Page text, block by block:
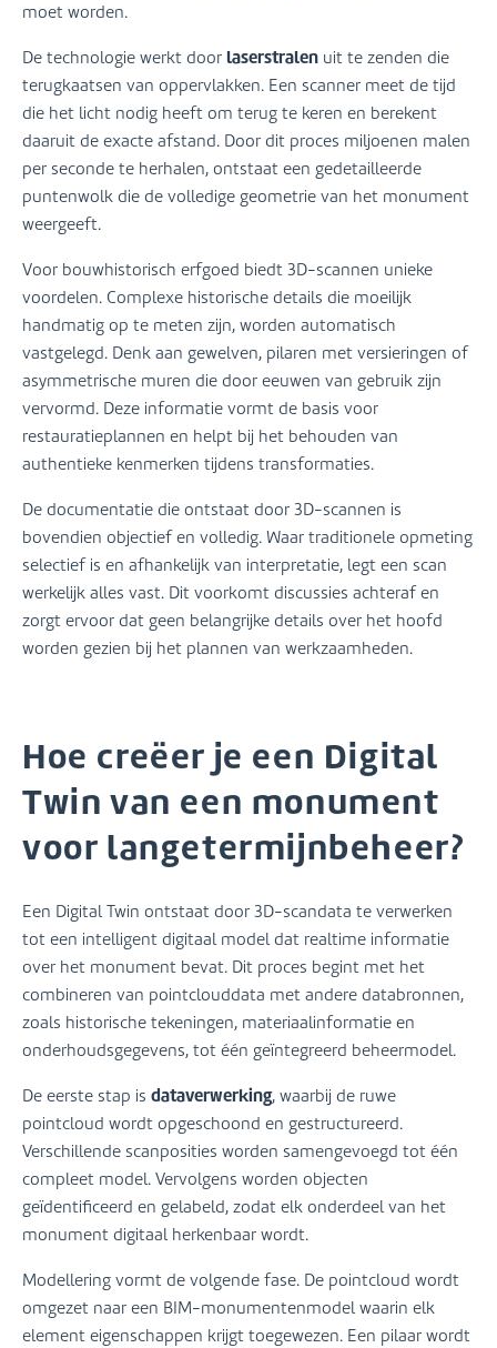
moet worden.
De technologie werkt door laserstralen uit te zenden die
terugkaatsen van oppervlakken. Een scanner meet de tijd
die het licht nodig heeft om terug te keren en berekent
daaruit de exacte afstand. Door dit proces miljoenen malen
per seconde te herhalen, ontstaat een gedetailleerde
puntenwolk die de volledige geometrie van het monument
weergeeft.
Voor bouwhistorisch erfgoed biedt 3D-scannen unieke
voordelen. Complexe historische details die moeilijk
handmatig op te meten zijn, worden automatisch
vastgelegd. Denk aan gewelven, pilaren met versieringen of
asymmetrische muren die door eeuwen van gebruik zijn
vervormd. Deze informatie vormt de basis voor
restauratieplannen en helpt bij het behouden van
authentieke kenmerken tijdens transformaties.
De documentatie die ontstaat door 3D-scannen is
bovendien objectief en volledig. Waar traditionele opmeting
selectief is en afhankelijk van interpretatie, legt een scan
werkelijk alles vast. Dit voorkomt discussies achteraf en
zorgt ervoor dat geen belangrijke details over het hoofd
worden gezien bij het plannen van werkzaamheden.
Hoe creëer je een Digital
Twin van een monument
voor langetermijnbeheer?
Een Digital Twin ontstaat door 3D-scandata te verwerken
tot een intelligent digitaal model dat realtime informatie
over het monument bevat. Dit proces begint met het
combineren van pointclouddata met andere databronnen,
zoals historische tekeningen, materiaalinformatie en
onderhoudsgegevens, tot één geïntegreerd beheermodel.
De eerste stap is dataverwerking, waarbij de ruwe
pointcloud wordt opgeschoond en gestructureerd.
Verschillende scanposities worden samengevoegd tot één
compleet model. Vervolgens worden objecten
geïdentificeerd en gelabeld, zodat elk onderdeel van het
monument digitaal herkenbaar wordt.
Modellering vormt de volgende fase. De pointcloud wordt
omgezet naar een BIM-monumentenmodel waarin elk
element eigenschappen krijgt toegewezen. Een pilaar wordt